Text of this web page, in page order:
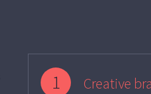
1
Creative